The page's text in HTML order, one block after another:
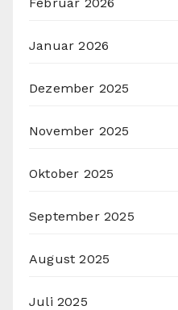
Januar 2026
Dezember 2025
November 2025
Oktober 2025
September 2025
August 2025
Juli 2025